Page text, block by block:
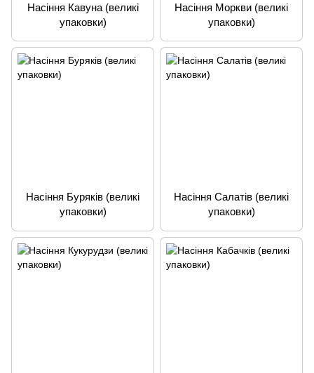
Насіння Кавуна (великі
упаковки)
Насіння Моркви (великі
упаковки)
Насіння Буряків (великі
упаковки)
Насіння Салатів (великі
упаковки)